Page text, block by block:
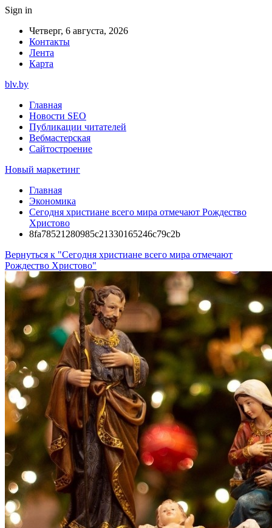
Sign in
Четверг, 6 августа, 2026
Контакты
Лента
Карта
blv.by
Главная
Новости SEO
Публикации читателей
Вебмастерская
Сайтостроение
Новый маркетинг
Главная
Экономика
Сегодня христиане всего мира отмечают Рождество
Христово
8fa78521280985c21330165246c79c2b
Вернуться к "Сегодня христиане всего мира отмечают
Рождество Христово"